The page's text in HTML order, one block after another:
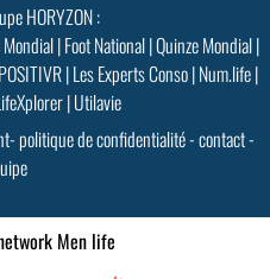
HORYZON :
Mondial|Foot National|Quinze Mondial|
POSITIVR|Les Experts Conso|Num.life|
|Utilavie
-politique de confidentialité-contact-
Men life